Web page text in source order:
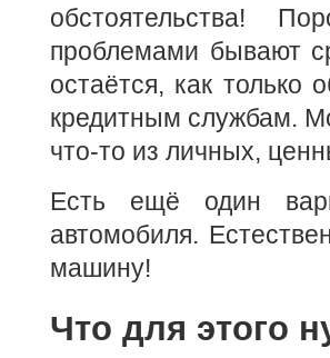
обстоятельства!
проблемами бывают
остаётся, как только
кредитным службам.
что-то из личных,
Есть ещё один
автомобиля.
машину!
Что для этого